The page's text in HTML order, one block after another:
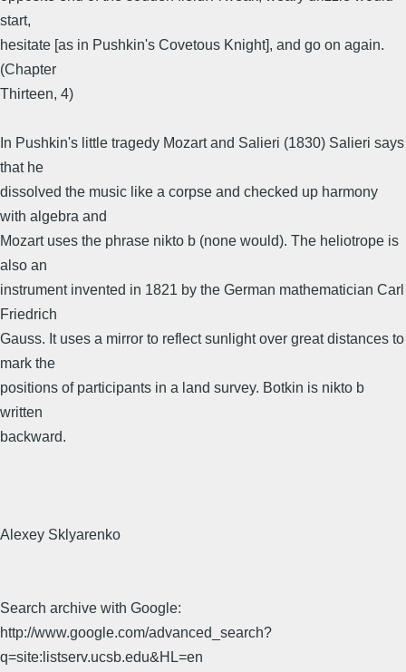
start,
hesitate [as in Pushkin's Covetous Knight], and go on again.
(Chapter
Thirteen, 4)
In Pushkin's little tragedy Mozart and Salieri (1830) Salieri says
that he
dissolved the music like a corpse and checked up harmony
with algebra and
Mozart uses the phrase nikto b (none would). The heliotrope is
also an
instrument invented in 1821 by the German mathematician Carl
Friedrich
Gauss. It uses a mirror to reflect sunlight over great distances to
mark the
positions of participants in a land survey. Botkin is nikto b
written
backward.
Alexey Sklyarenko
Search archive with Google:
http://www.google.com/advanced_search?
q=site:listserv.ucsb.edu&HL=en